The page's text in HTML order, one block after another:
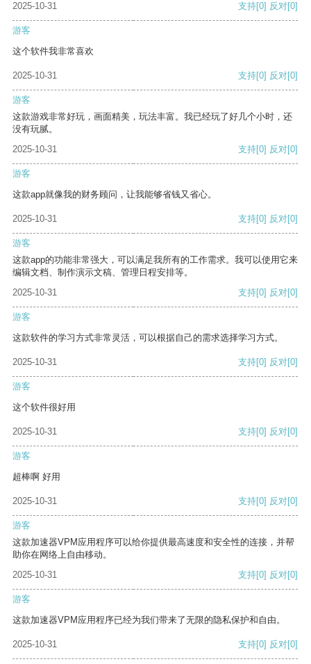
2025-10-31 支持[0] 反对[0]
游客
这个软件我非常喜欢
2025-10-31 支持[0] 反对[0]
游客
这款游戏非常好玩，画面精美，玩法丰富。我已经玩了好几个小时，还
没有玩腻。
2025-10-31
支持[0] 反对[0]
游客
这款app就像我的财务顾问，让我能够省钱又省心。
2025-10-31 支持[0] 反对[0]
游客
这款app的功能非常强大，可以满足我所有的工作需求。我可以使用它来
编辑文档、制作演示文稿、管理日程安排等。
2025-10-31
支持[0] 反对[0]
游客
这款软件的学习方式非常灵活，可以根据自己的需求选择学习方式。
2025-10-31 支持[0] 反对[0]
游客
这个软件很好用
2025-10-31 支持[0] 反对[0]
游客
超棒啊 好用
2025-10-31 支持[0] 反对[0]
游客
这款加速器VPM应用程序可以给你提供最高速度和安全性的连接，并帮
助你在网络上自由移动。
2025-10-31
支持[0] 反对[0]
游客
这款加速器VPM应用程序已经为我们带来了无限的隐私保护和自由。
2025-10-31 支持[0] 反对[0]